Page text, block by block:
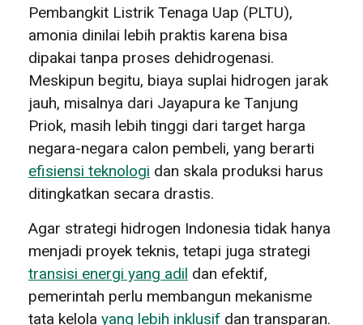
Pembangkit Listrik Tenaga Uap (PLTU),
amonia dinilai lebih praktis karena bisa
dipakai tanpa proses dehidrogenasi.
Meskipun begitu, biaya suplai hidrogen jarak
jauh, misalnya dari Jayapura ke Tanjung
Priok, masih lebih tinggi dari target harga
negara-negara calon pembeli, yang berarti
efisiensi teknologi dan skala produksi harus
ditingkatkan secara drastis.
Agar strategi hidrogen Indonesia tidak hanya
menjadi proyek teknis, tetapi juga strategi
transisi energi yang adil dan efektif,
pemerintah perlu membangun mekanisme
tata kelola yang lebih inklusif dan transparan.